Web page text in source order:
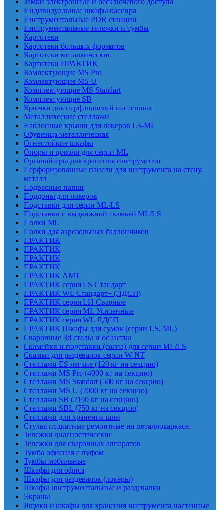
Замки электронные и бесключевого доступа
Индивидуальные шкафы кассира
Инструментальные PDR станции
Инструментальные тележки и тумбы
Картотеки
Картотеки больших форматов
Картотеки металлические
Картотеки ПРАКТИК
Комлектующие MS Pro
Комлектующие MS U
Комплектующие MS Standart
Комплектующие SB
Крючки для перфопанелей настенных
Металлические стеллажи
Наклонные крыши для локеров LS-ML
Обувница металлическая
Огнестойкие шкафы
Опоры и цоколи для серии ML
Органайзеры для хранения инструмента
Перфорированные панели для инструмента на стену,
металл
Подвесные папки
Поддоны для локеров
Подставки для серии ML/LS
Подставки с выдвижной скамьей ML/LS
Полки ML
Полки для аэрозольных баллончиков
ПРАКТИК
ПРАКТИК
ПРАКТИК
ПРАКТИК
ПРАКТИК AMT
ПРАКТИК cерия LS Стандарт
ПРАКТИК WL Стандарт+ (ЛДСП)
ПРАКТИК серия LH Сварные
ПРАКТИК серия ML Усиленные
ПРАКТИК серия WL ЛДСП
ПРАКТИК Шкафы для сумок (серии LS, ML)
Сварочные 3d столы и оснастка
Скамейки и подставки (сосна) для серии ML/LS
Скамьи для раздевалок серии W NT
Стеллажи ES легкие (120 кг на секцию)
Стеллажи MS Pro (4000 кг на секцию)
Стеллажи MS Standart (500 кг на секцию)
Стеллажи MS U (2000 кг на секцию)
Стеллажи SB (2100 кг на секцию)
Стеллажи SBL (750 кг на секцию)
Стеллажи для хранения шин
Стулья подкатные ремонтные на металлокаркасе.
Тележки диагностические
Тележки для сварочных аппаратов
Тумба офисная с пуфом
Тумбы мобильные
Шкафы для офиса
Шкафы для раздевалок (локеры)
Шкафы инструментальные и раздевалки
Экраны
Ящики и шкафы для хранения инструмента настенные